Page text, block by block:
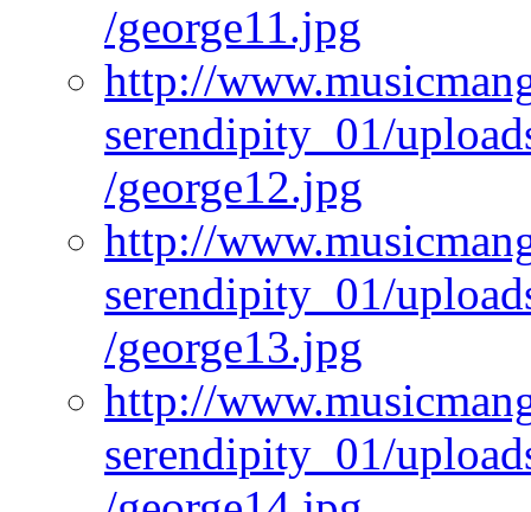
/george11.jpg
http://
serendipity_01/
/george12.jpg
http://
serendipity_01/
/george13.jpg
http://
serendipity_01/